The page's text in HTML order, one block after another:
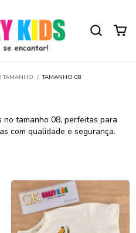
TAMANHO / TAMANHO 08
tamanho 08, perfeitas para
com qualidade e segurança.